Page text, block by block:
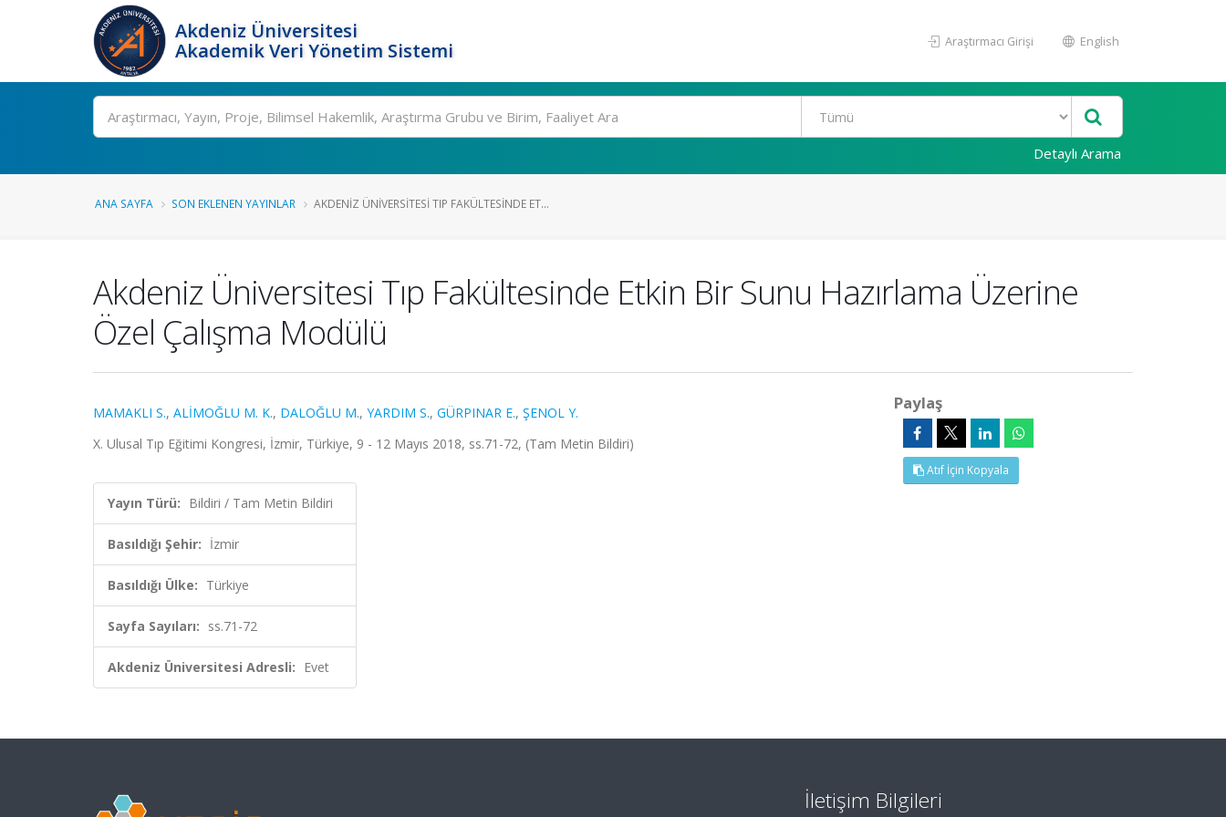
Akdeniz Üniversitesi
Akademik Veri Yönetim Sistemi
Araştırmacı Girişi English
Ara
Detaylı Arama
ANA SAYFA SON EKLENEN YAYINLAR AKDENIZ ÜNIVERSITESI TIP FAKÜLTESINDE ET...
Akdeniz Üniversitesi Tıp Fakültesinde Etkin Bir Sunu Hazırlama Üzerine
Özel Çalışma Modülü
MAMAKLI S., ALİMOĞLU M. K., DALOĞLU M., YARDIM S., GÜRPINAR E., ŞENOL Y.
X. Ulusal Tıp Eğitimi Kongresi, İzmir, Türkiye, 9 - 12 Mayıs 2018, ss.71-72, (Tam Metin Bildiri)
Yayın Türü: Bildiri / Tam Metin Bildiri
Basıldığı Şehir: İzmir
Basıldığı Ülke: Türkiye
Sayfa Sayıları: ss.71-72
Akdeniz Üniversitesi Adresli: Evet
Paylaş
Atıf İçin Kopyala
İletişim Bilgileri